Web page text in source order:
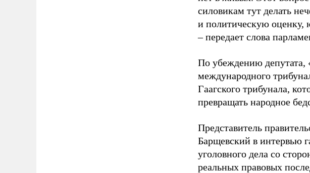
силовикам тут делать
и политическую оценку,
– передает слова
По убеждению депутата,
международного
Гаагского трибунала,
превращать народное
Представитель
Барщевский в интервью
уголовного дела со
реальных правовых